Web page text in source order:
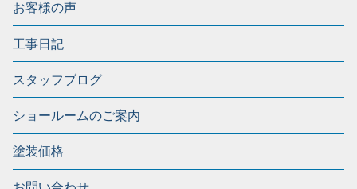
お客様の声
工事日記
スタッフブログ
ショールームのご案内
塗装価格